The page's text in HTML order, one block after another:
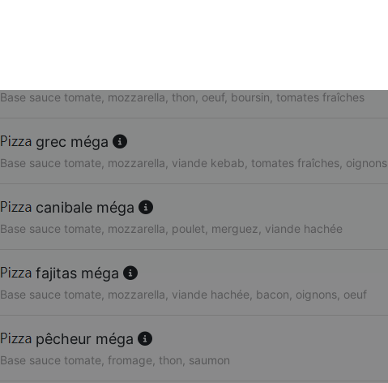
Base sauce tomate, mozzarella, thon, oeuf, boursin, tomates fraîches
grec méga
Base sauce tomate, mozzarella, viande kebab, tomates fraîches, oignons
canibale méga
Base sauce tomate, mozzarella, poulet, merguez, viande hachée
fajitas méga
Base sauce tomate, mozzarella, viande hachée, bacon, oignons, oeuf
pêcheur méga
Base sauce tomate, fromage, thon, saumon